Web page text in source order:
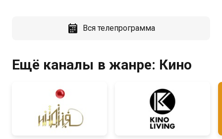
Вся телепрограмма
Ещё каналы в жанре: Кино